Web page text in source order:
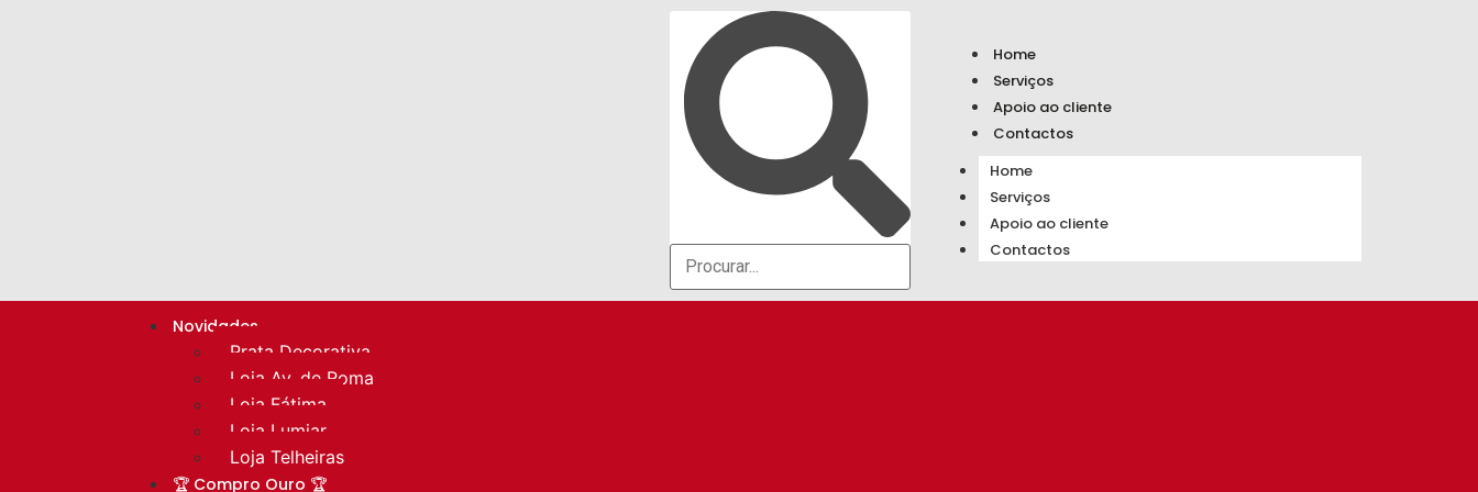
Home
Serviços
Apoio ao cliente
Contactos
Home
Serviços
Apoio ao cliente
Contactos
Novidades
Prata Decorativa
Loja Av. de Roma
Loja Fátima
Loja Lumiar
Loja Telheiras
🏆 Compro Ouro 🏆